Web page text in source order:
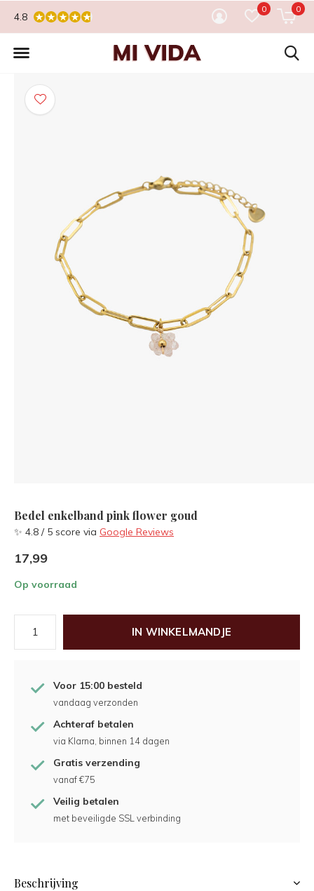
0 0
4.8
Bedel enkelband pink flower goud
✨ 4.8 / 5 score via Google Reviews
17,99
Op voorraad
IN WINKELMANDJE
Voor 15:00 besteld
vandaag verzonden
Achteraf betalen
via Klarna, binnen 14 dagen
Gratis verzending
vanaf €75
Veilig betalen
met beveiligde SSL verbinding
Beschrijving